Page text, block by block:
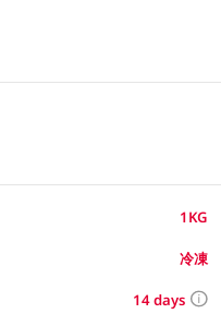
1KG
冷凍
14 days